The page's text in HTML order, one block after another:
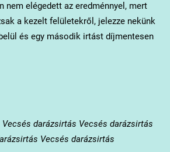
nem elégedett az eredménnyel, mert
a kezelt felületekről, jelezze nekünk
és egy második irtást díjmentesen
darázsirtás Vecsés darázsirtás
Vecsés darázsirtás